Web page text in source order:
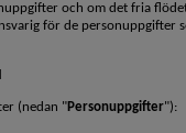
och om det fria
för de personuppgifter
(nedan "Personuppgifter"):